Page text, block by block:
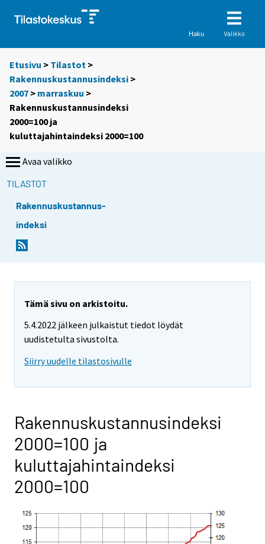
Haku Valikko
Etusivu > Tilastot >
Rakennuskustannusindeksi >
2007 > marraskuu >
Rakennuskustannusindeksi
2000=100 ja
kuluttajahintaindeksi 2000=100
Avaa valikko
TILASTOT
Rakennuskustannus-
indeksi
Tämä sivu on arkistoitu.
5.4.2022 jälkeen julkaistut tiedot löydät
uudistetulta sivustolta.
Siirry uudelle tilastosivulle
Rakennuskustannusindeksi
2000=100 ja
kuluttajahintaindeksi
2000=100